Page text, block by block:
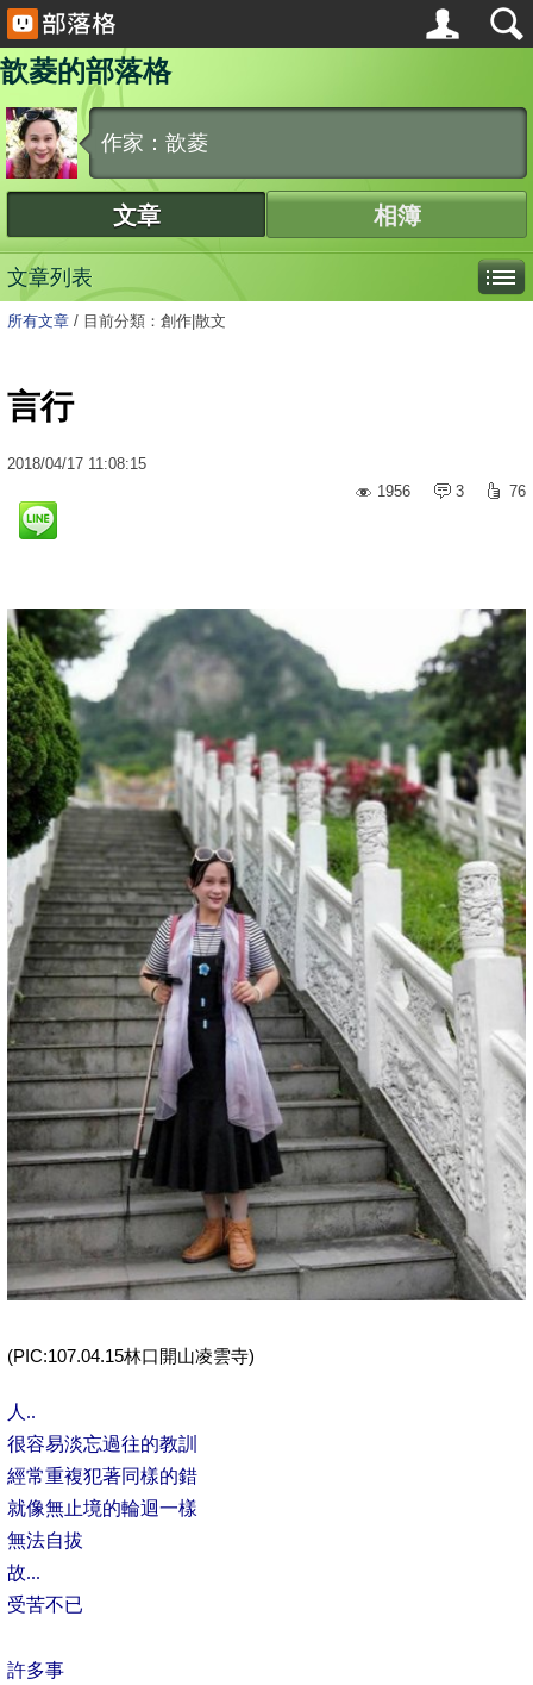
歆菱的部落格
作家：歆菱
文章 相簿
文章列表
所有文章 / 目前分類：創作|散文
言行
2018/04/17 11:08:15
1956
3 76
(PIC:107.04.15林口開山凌雲寺)
人..
很容易淡忘過往的教訓
經常重複犯著同樣的錯
就像無止境的輪迴一樣
無法自拔
故...
受苦不已
許多事